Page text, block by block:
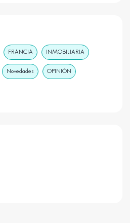
FRANCIA INMOBILIARIA
Novedades OPINIÓN